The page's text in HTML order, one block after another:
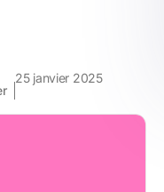
25 janvier 2025